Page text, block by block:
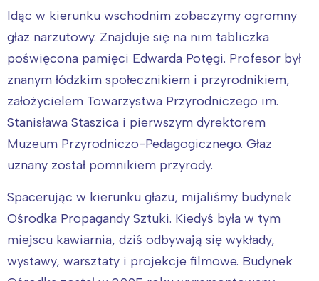
Idąc w kierunku wschodnim zobaczymy ogromny
głaz narzutowy. Znajduje się na nim tabliczka
poświęcona pamięci Edwarda Potęgi. Profesor był
znanym łódzkim społecznikiem i przyrodnikiem,
założycielem Towarzystwa Przyrodniczego im.
Stanisława Staszica i pierwszym dyrektorem
Muzeum Przyrodniczo-Pedagogicznego. Głaz
uznany został pomnikiem przyrody.
Spacerując w kierunku głazu, mijaliśmy budynek
Ośrodka Propagandy Sztuki. Kiedyś była w tym
miejscu kawiarnia, dziś odbywają się wykłady,
wystawy, warsztaty i projekcje filmowe. Budynek